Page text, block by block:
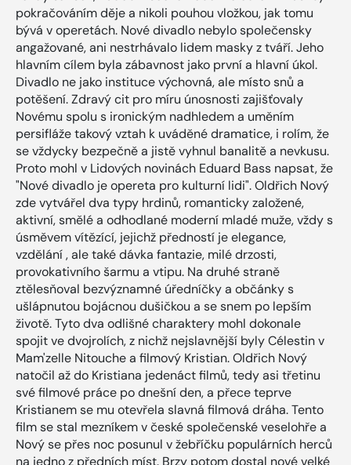
pokračováním děje a nikoli pouhou vložkou, jak tomu
bývá v operetách. Nové divadlo nebylo společensky
angažované, ani nestrhávalo lidem masky z tváří. Jeho
hlavním cílem byla zábavnost jako první a hlavní úkol.
Divadlo ne jako instituce výchovná, ale místo snů a
potěšení. Zdravý cit pro míru únosnosti zajišťovaly
Novému spolu s ironickým nadhledem a uměním
persifláže takový vztah k uváděné dramatice, i rolím, že
se vždycky bezpečně a jistě vyhnul banalitě a nevkusu.
Proto mohl v Lidových novinách Eduard Bass napsat, že
"Nové divadlo je opereta pro kulturní lidi". Oldřich Nový
zde vytvářel dva typy hrdinů, romanticky založené,
aktivní, smělé a odhodlané moderní mladé muže, vždy s
úsměvem vítězící, jejichž předností je elegance,
vzdělání , ale také dávka fantazie, milé drzosti,
provokativního šarmu a vtipu. Na druhé straně
ztělesňoval bezvýznamné úředníčky a občánky s
ušlápnutou bojácnou dušičkou a se snem po lepším
životě. Tyto dva odlišné charaktery mohl dokonale
spojit ve dvojrolích, z nichž nejslavnější byly Célestin v
Mam'zelle Nitouche a filmový Kristian. Oldřich Nový
natočil až do Kristiana jedenáct filmů, tedy asi třetinu
své filmové práce po dnešní den, a přece teprve
Kristianem se mu otevřela slavná filmová dráha. Tento
film se stal mezníkem v české společenské veselohře a
Nový se přes noc posunul v žebříčku populárních herců
na jedno z předních míst. Brzy potom dostal nové velké